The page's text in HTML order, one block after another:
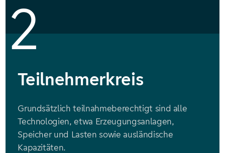
2
Teilnehmerkreis
Grundsätzlich teilnahmeberechtigt sind alle
Technologien, etwa Erzeugungsanlagen,
Speicher und Lasten sowie ausländische
Kapazitäten.